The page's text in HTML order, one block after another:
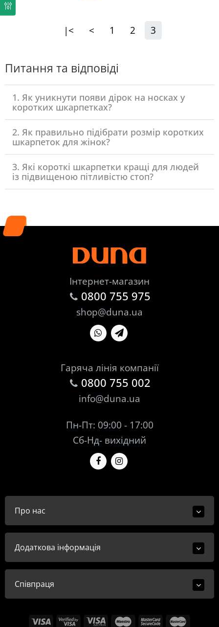
|< < 1 2 3
Питання та відповіді
1. Як уникнути появи дірок на носках у
коротких шкарпетках?
2. Як правильно підібрати розмір коротких
шкарпеток для жінок?
3. Які короткі шкарпетки кращі для людей
із підвищеною пітливістю стоп?
Інтернет-магазин
0800 755 975
shop@duna.ua
Гаряча лінія компанії
0800 755 002
info@duna.ua
Пн-Пт: 09:00 - 17:00
Сб-Нд- вихідний
Про нас
Додаткова інформація
Співпраця